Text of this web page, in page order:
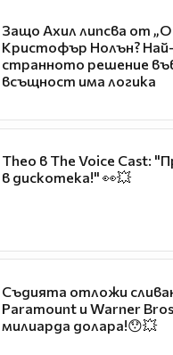
Защо Ахил липсва от
Кристофър Нолън? Най-
странното решение
всъщност има логика
Theo в The Voice Cast:
в дискотека!" 👀💥
Съдията отложи
Paramount и Warner
милиарда долара!😯💥